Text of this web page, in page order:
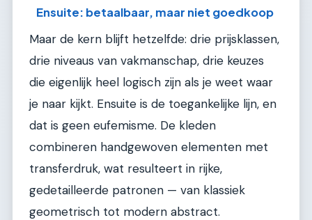
Ensuite: betaalbaar, maar niet goedkoop
Maar de kern blijft hetzelfde: drie prijsklassen,
drie niveaus van vakmanschap, drie keuzes
die eigenlijk heel logisch zijn als je weet waar
je naar kijkt. Ensuite is de toegankelijke lijn, en
dat is geen eufemisme. De kleden
combineren handgewoven elementen met
transferdruk, wat resulteert in rijke,
gedetailleerde patronen — van klassiek
geometrisch tot modern abstract.